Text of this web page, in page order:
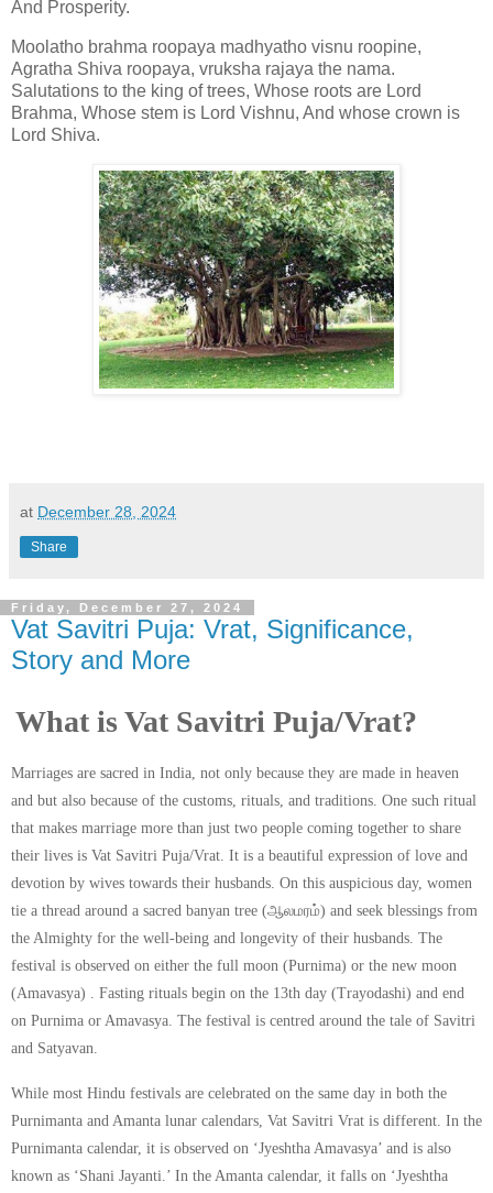
And Prosperity.
Moolatho brahma roopaya madhyatho visnu roopine,
Agratha Shiva roopaya, vruksha rajaya the nama.
Salutations to the king of trees, Whose roots are Lord
Brahma, Whose stem is Lord Vishnu, And whose crown is
Lord Shiva.
at December 28, 2024
Share
Friday, December 27, 2024
Vat Savitri Puja: Vrat, Significance,
Story and More
What is Vat Savitri Puja/Vrat?
Marriages are sacred in India, not only because they are made in heaven
and but also because of the customs, rituals, and traditions. One such ritual
that makes marriage more than just two people coming together to share
their lives is Vat Savitri Puja/Vrat. It is a beautiful expression of love and
devotion by wives towards their husbands. On this auspicious day, women
tie a thread around a sacred banyan tree (ஆலமரம்) and seek blessings from
the Almighty for the well-being and longevity of their husbands. The
festival is observed on either the full moon (Purnima) or the new moon
(Amavasya) . Fasting rituals begin on the 13th day (Trayodashi) and end
on Purnima or Amavasya. The festival is centred around the tale of Savitri
and Satyavan.
While most Hindu festivals are celebrated on the same day in both the
Purnimanta and Amanta lunar calendars, Vat Savitri Vrat is different. In the
Purnimanta calendar, it is observed on ‘Jyeshtha Amavasya’ and is also
known as ‘Shani Jayanti.’ In the Amanta calendar, it falls on ‘Jyeshtha